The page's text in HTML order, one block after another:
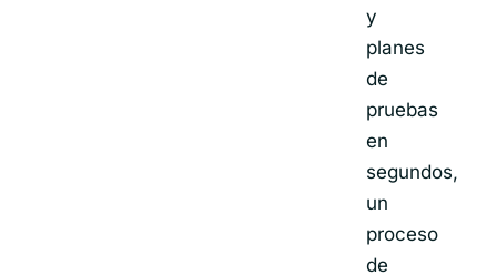
y
planes
de
pruebas
en
segundos,
un
proceso
de